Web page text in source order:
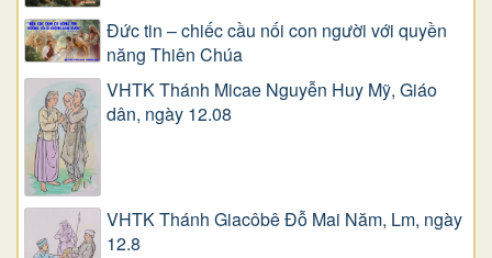
Đức tin – chiếc cầu nối con người với quyền
năng Thiên Chúa
VHTK Thánh Micae Nguyễn Huy Mỹ, Giáo
dân, ngày 12.08
VHTK Thánh Giacôbê Ðỗ Mai Năm, Lm, ngày
12.8